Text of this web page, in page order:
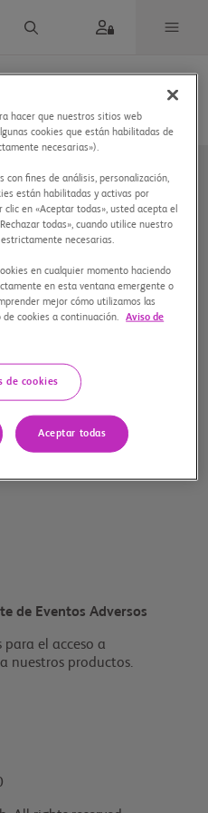
de Eventos Adversos
para el acceso a
nuestros productos.
hacer que nuestros sitios web
cookies que están habilitadas de
necesarias»).
con fines de análisis, personalización,
están habilitadas y activas por
en «Aceptar todas», usted acepta el
todas», cuando utilice nuestro
necesarias.
en cualquier momento haciendo
en esta ventana emergente o
mejor cómo utilizamos las
cookies a continuación.
Aviso de
de cookies
Aceptar todas